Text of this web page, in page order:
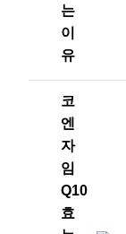
는
이
유
코
엔
자
임
Q10
효